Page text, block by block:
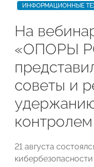
ИНФОРМАЦИОННЫЕ
На
«ОПОРЫ
советы и
контролем
21 августа